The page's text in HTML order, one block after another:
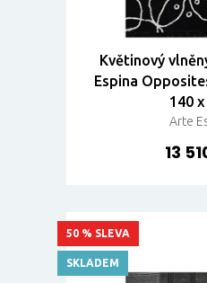
Květinový
Espina
140
Arte
13
50 % SLEVA
SKLADEM